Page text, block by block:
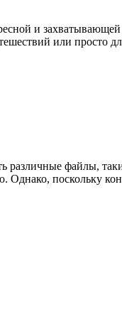
и
или просто
различные файлы,
поскольку